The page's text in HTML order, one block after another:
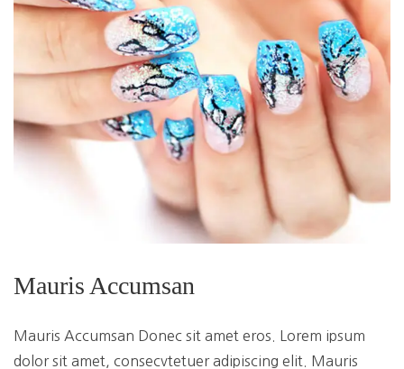
Mauris Accumsan
Mauris Accumsan Donec sit amet eros. Lorem ipsum
dolor sit amet, consecvtetuer adipiscing elit. Mauris